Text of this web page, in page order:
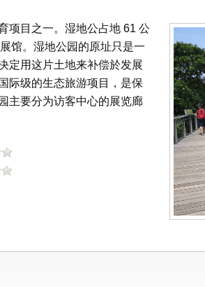
项目之一。湿地公占地 61 公
馆。湿地公园的原址只是一
定用这片土地来补偿於发展
际级的生态旅游项目，是保
主要分为访客中心的展览廊